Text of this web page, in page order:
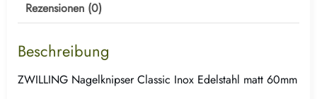
Rezensionen (0)
Beschreibung
ZWILLING Nagelknipser Classic Inox Edelstahl matt 60mm